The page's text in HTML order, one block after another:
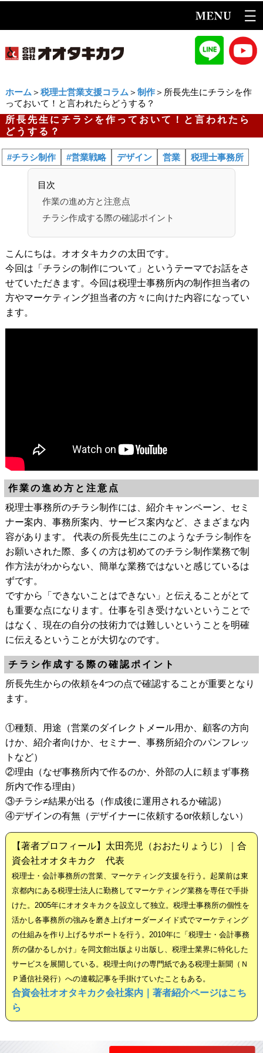
ホーム ＞ 税理士営業支援コラム ＞ 制作＞所長先生にチラシを作
っておいて！と言われたらどうする？
所長先生にチラシを作っておいて！と言われたら
どうする？
#チラシ制作 #営業戦略 デザイン 営業 税理士事務所
目次
作業の進め方と注意点
チラシ作成する際の確認ポイント
こんにちは。オオタキカクの太田です。
今回は「チラシの制作について」というテーマでお話をさ
せていただきます。今回は税理士事務所内の制作担当者の
方やマーケティング担当者の方々に向けた内容になってい
ます。
作業の進め方と注意点
税理士事務所のチラシ制作には、紹介キャンペーン、セミ
ナー案内、事務所案内、サービス案内など、さまざまな内
容があります。 代表の所長先生にこのようなチラシ制作を
お願いされた際、多くの方は初めてのチラシ制作業務で制
作方法がわからない、簡単な業務ではないと感じているは
ずです。
ですから「できないことはできない」と伝えることがとて
も重要な点になります。仕事を引き受けないということで
はなく、現在の自分の技術力では難しいということを明確
に伝えるということが大切なのです。
チラシ作成する際の確認ポイント
所長先生からの依頼を4つの点で確認することが重要となり
ます。
①種類、用途（営業のダイレクトメール用か、顧客の方向
けか、紹介者向けか、セミナー、事務所紹介のパンフレッ
トなど）
②理由（なぜ事務所内で作るのか、外部の人に頼まず事務
所内で作る理由）
③チラシ≠結果が出る（作成後に運用されるか確認）
④デザインの有無（デザイナーに依頼するor依頼しない）
【著者プロフィール】太田亮児（おおたりょうじ）｜合
資会社オオタキカク 代表
税理士・会計事務所の営業、マーケティング支援を行う。起業前は東
京都内にある税理士法人に勤務してマーケティング業務を専任で手掛
けた。2005年にオオタキカクを設立して独立。税理士事務所の個性を
活かし各事務所の強みを磨き上げオーダーメイド式でマーケティング
の仕組みを作り上げるサポートを行う。2010年に「税理士・会計事務
所の儲かるしかけ」を同文館出版より出版し、税理士業界に特化した
サービスを展開している。税理士向けの専門紙である税理士新聞（Ｎ
Ｐ通信社発行）への連載記事を手掛けていたこともある。
合資会社オオタキカク会社案内｜著者紹介ページはこち
ら